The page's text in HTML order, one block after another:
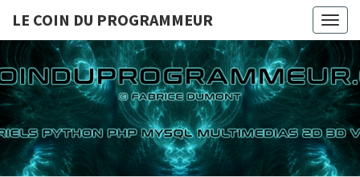
LE COIN DU PROGRAMMEUR
LE
TUTORIELS
PYTHON PHP
MYSQL
MULTIMEDIAS
2D 3D VIDEOS